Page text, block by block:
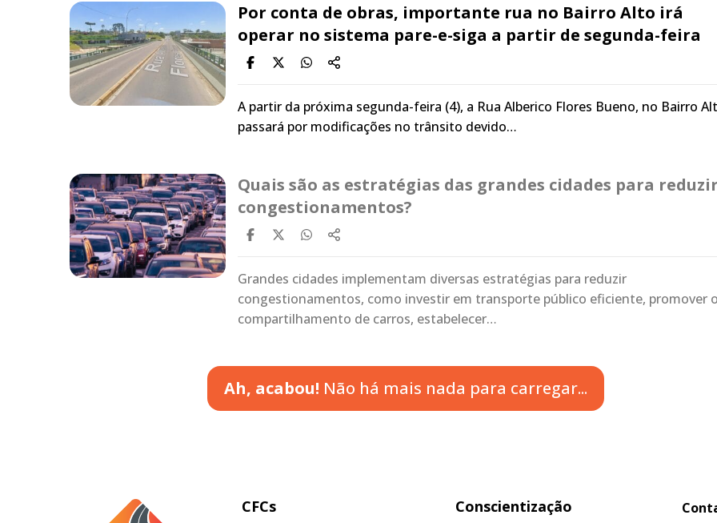
Por conta de obras, importante rua no Bairro Alto irá
operar no sistema pare-e-siga a partir de segunda-feira
A partir da próxima segunda-feira (4), a Rua Alberico Flores Bueno, no Bairro
passará por modificações no trânsito devido…
Quais são as estratégias das grandes cidades para
congestionamentos?
Grandes cidades implementam diversas estratégias para reduzir
congestionamentos, como investir em transporte público eficiente, promover
compartilhamento de carros, estabelecer…
Ah, acabou! Não há mais nada para carregar...
CFCs Conscientização